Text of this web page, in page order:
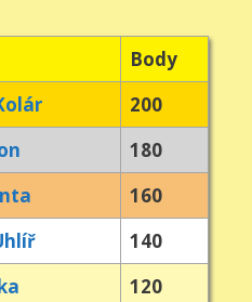
Body
200
180
160
140
120